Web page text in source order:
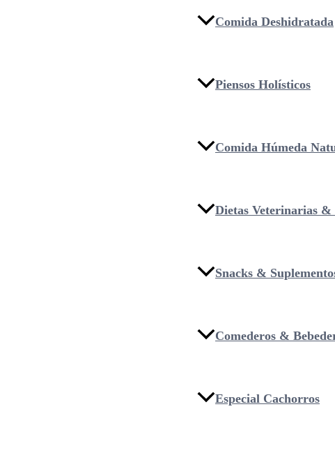
Comida Deshidratada
Piensos Holísticos
Comida Húmeda
Dietas Veterinarias &
Snacks &
Comederos &
Especial Cachorros